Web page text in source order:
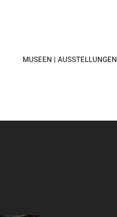
MUSEEN | AUSSTELLUNGEN